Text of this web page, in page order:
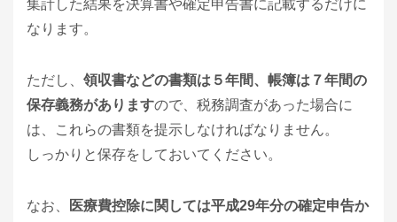
集計した結果を決算書や確定申告書に記載するだけに
なります。
ただし、 領収書などの書類は５年間、帳簿は７年間の
保存義務がありますので、税務調査があった場合に
は、これらの書類を提示しなければなりません。
しっかりと保存をしておいてください。
なお、
医療費控除に関しては平成29年分の確定申告か